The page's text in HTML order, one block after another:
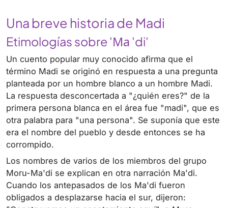
Una breve historia de Madi
Etimologías sobre 'Ма 'di'
Un cuento popular muy conocido afirma que el
término Madi se originó en respuesta a una pregunta
planteada por un hombre blanco a un hombre Madi.
La respuesta desconcertada a "¿quién eres?" de la
primera persona blanca en el área fue "madi", que es
otra palabra para "una persona". Se suponía que este
era el nombre del pueblo y desde entonces se ha
corrompido.
Los nombres de varios de los miembros del grupo
Moru-Ma'di se explican en otra narración Ma'di.
Cuando los antepasados ​​de los Ma'di fueron
obligados a desplazarse hacia el sur, dijeron: